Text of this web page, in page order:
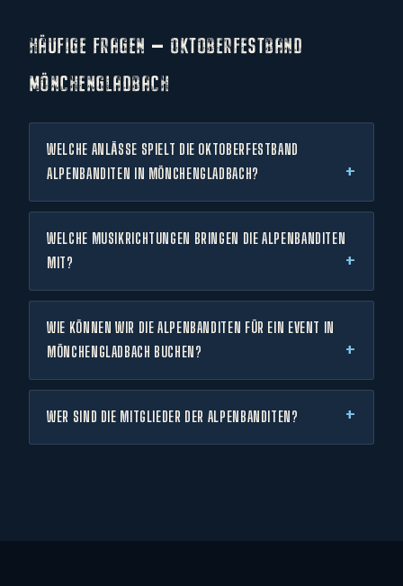
HÄUFIGE FRAGEN — OKTOBERFESTBAND
MÖNCHENGLADBACH
WELCHE ANLÄSSE SPIELT DIE OKTOBERFESTBAND
ALPENBANDITEN IN MÖNCHENGLADBACH?
WELCHE MUSIKRICHTUNGEN BRINGEN DIE ALPENBANDITEN
MIT?
WIE KÖNNEN WIR DIE ALPENBANDITEN FÜR EIN EVENT IN
MÖNCHENGLADBACH BUCHEN?
WER SIND DIE MITGLIEDER DER ALPENBANDITEN?